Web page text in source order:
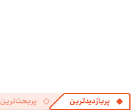
پربازدیدترین پربحث‌ترین